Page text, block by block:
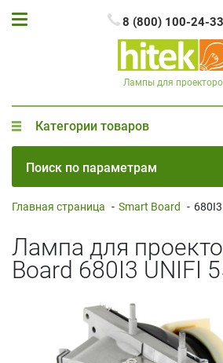
8 (800) 100-24-33
Лампы для
Категории товаров
Поиск по параметрам
Главная страница - Smart Board -
Лампа для
Board 680I3 UNIFI